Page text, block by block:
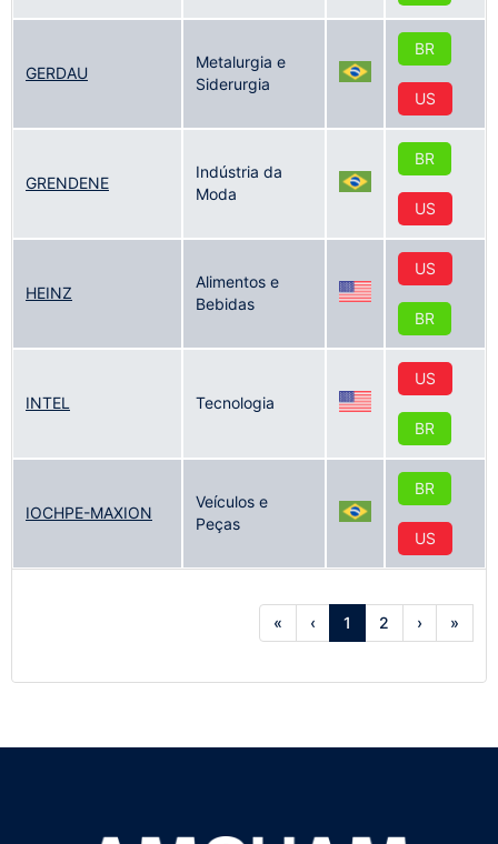
« ‹ 1 2 › »
GERDAU
Metalurgia e
Siderurgia
BR
US
GRENDENE
Indústria da
Moda
BR
US
HEINZ
Alimentos e
Bebidas
US
BR
INTEL Tecnologia
US
BR
IOCHPE-MAXION
Veículos e
Peças
BR
US